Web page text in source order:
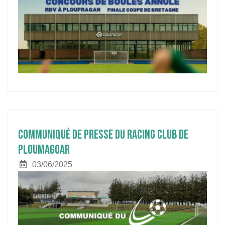
Communiqué de Presse du Racing Club de
PloumagoarCommuniqué
de
Presse
du
Racing
03/06/202503/06/2025